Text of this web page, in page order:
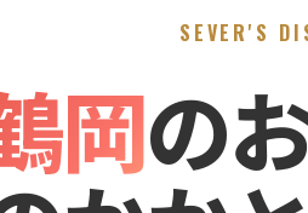
SEVER'S
岡の